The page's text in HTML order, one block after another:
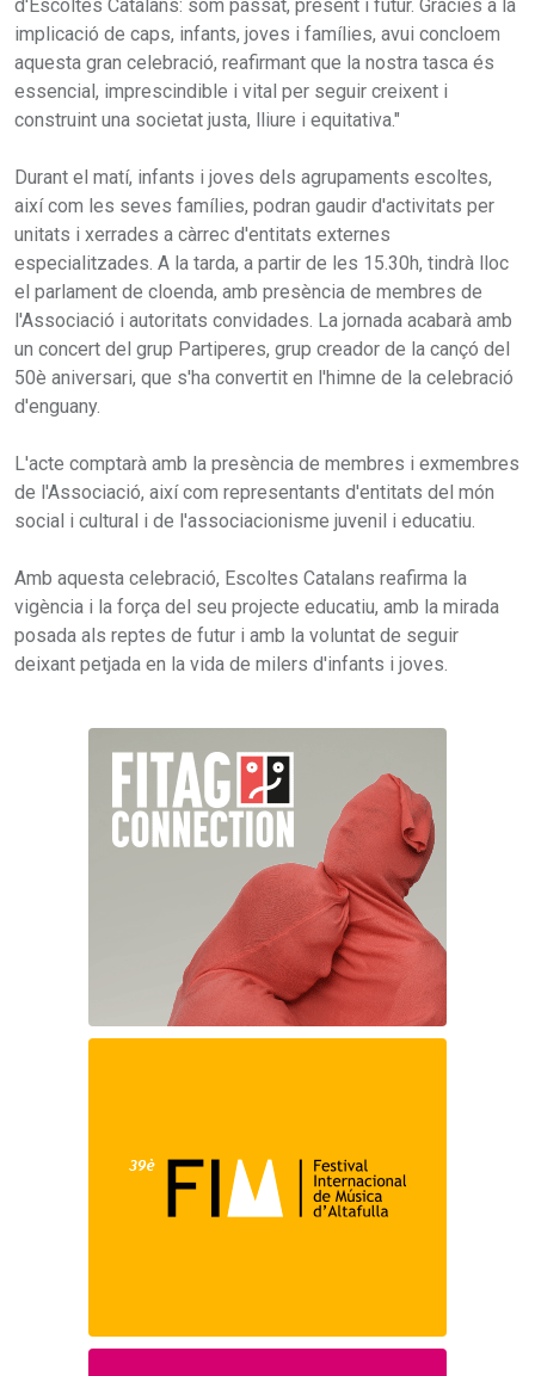
d'Escoltes Catalans: som passat, present i futur. Gràcies a la
implicació de caps, infants, joves i famílies, avui concloem
aquesta gran celebració, reafirmant que la nostra tasca és
essencial, imprescindible i vital per seguir creixent i
construint una societat justa, lliure i equitativa."
Durant el matí, infants i joves dels agrupaments escoltes,
així com les seves famílies, podran gaudir d'activitats per
unitats i xerrades a càrrec d'entitats externes
especialitzades. A la tarda, a partir de les 15.30h, tindrà lloc
el parlament de cloenda, amb presència de membres de
l'Associació i autoritats convidades. La jornada acabarà amb
un concert del grup Partiperes, grup creador de la cançó del
50è aniversari, que s'ha convertit en l'himne de la celebració
d'enguany.
L'acte comptarà amb la presència de membres i exmembres
de l'Associació, així com representants d'entitats del món
social i cultural i de l'associacionisme juvenil i educatiu.
Amb aquesta celebració, Escoltes Catalans reafirma la
vigència i la força del seu projecte educatiu, amb la mirada
posada als reptes de futur i amb la voluntat de seguir
deixant petjada en la vida de milers d'infants i joves.